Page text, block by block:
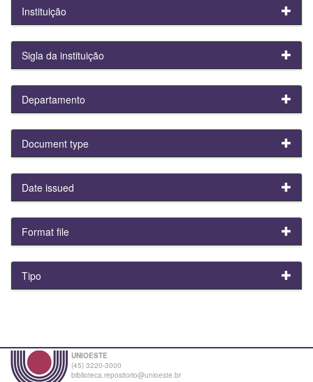
Instituição
Sigla da instituição
Departamento
Document type
Date issued
Format file
Tipo
UNIOESTE
(45) 3220-3000
biblioteca.repositorio@unioeste.br